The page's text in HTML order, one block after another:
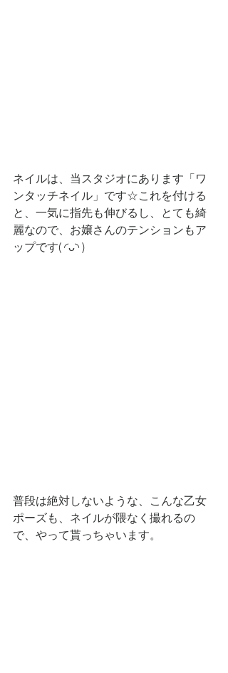
ネイルは、当スタジオにあります「ワ
ンタッチネイル」です☆これを付ける
と、一気に指先も伸びるし、とても綺
麗なので、お嬢さんのテンションもア
ップです( ◜ᴗ◝ )
普段は絶対しないような、こんな乙女
ポーズも、ネイルが隈なく撮れるの
で、やって貰っちゃいます。